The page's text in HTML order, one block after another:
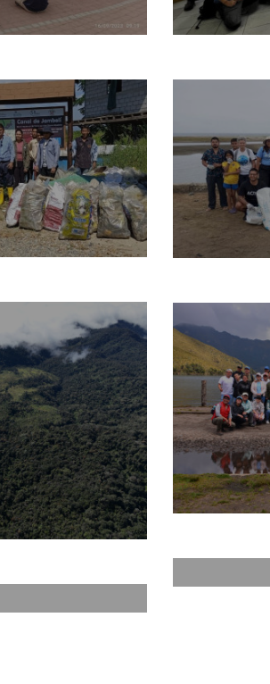
¿Qué
Noticias